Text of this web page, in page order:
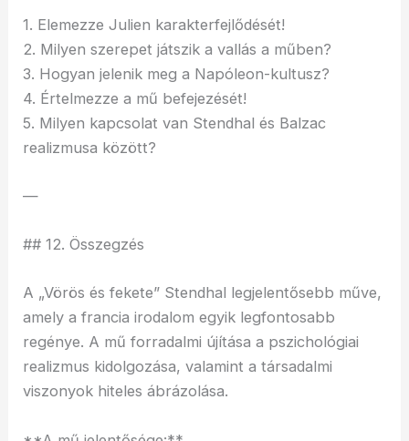
1. Elemezze Julien karakterfejlődését!
2. Milyen szerepet játszik a vallás a műben?
3. Hogyan jelenik meg a Napóleon-kultusz?
4. Értelmezze a mű befejezését!
5. Milyen kapcsolat van Stendhal és Balzac
realizmusa között?
—
## 12. Összegzés
A „Vörös és fekete” Stendhal legjelentősebb műve,
amely a francia irodalom egyik legfontosabb
regénye. A mű forradalmi újítása a pszichológiai
realizmus kidolgozása, valamint a társadalmi
viszonyok hiteles ábrázolása.